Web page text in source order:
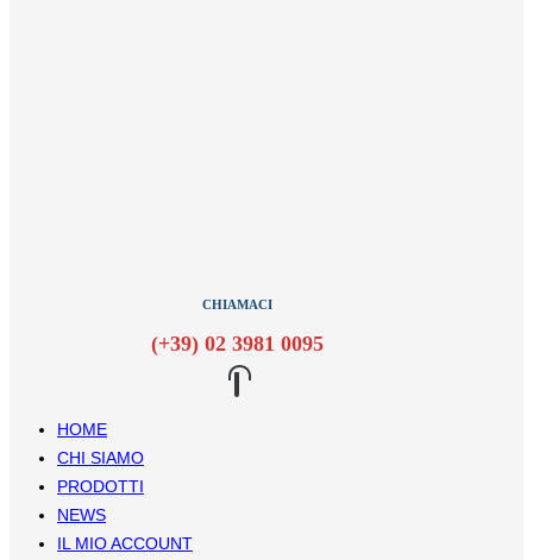
CHIAMACI
(+39) 02 3981 0095
HOME
CHI SIAMO
PRODOTTI
NEWS
IL MIO ACCOUNT